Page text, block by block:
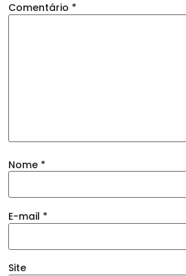
Comentário *
Nome *
E-mail *
Site